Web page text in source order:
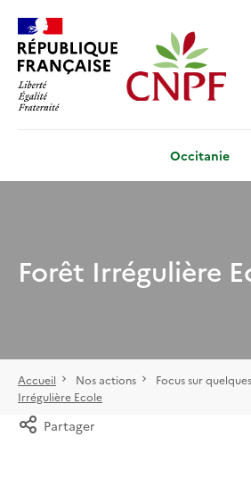
contenu
principal
Occitanie
Forêt Irrégulière
Accueil Nos actions Focus sur
Irrégulière Ecole
Partager